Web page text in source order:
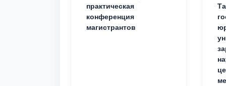
практическая
конференция
магистрантов